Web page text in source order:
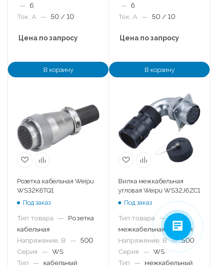
— 6
Ток, А
— 50 / 10
Цена по запросу
В корзину
— 6
Ток, А
— 50 / 10
Цена по запросу
В корзину
Розетка кабельная Weipu
WS32K6TQ1
Под заказ
Тип товара —
Розетка
кабельная
Напряжение, В
— 500
Серия
— WS
Тип
— кабельный
Вилка межкабельная
угловая Weipu WS32J6ZC1
Под заказ
Тип товара — Вилка
межкабельная угловая
Напряжение, В — 500
Серия
— WS
Тип
— межкабельный